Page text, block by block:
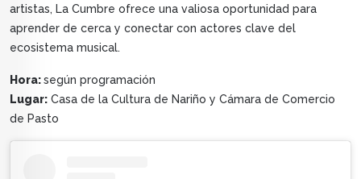
artistas, La Cumbre ofrece una valiosa oportunidad para
aprender de cerca y conectar con actores clave del
ecosistema musical.
Hora:según programación
Lugar: Casa de la Cultura de Nariño y Cámara de Comercio
de Pasto